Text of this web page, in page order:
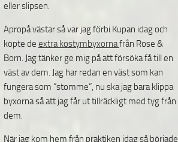
eller slipsen.
Apropå västar så var jag förbi Kupan idag och
köpte de extra kostymbyxornafrån Rose &
Born. Jag tänker ge mig på att försöka få till en
väst av dem. Jag har redan en väst som kan
fungera som ”stomme”, nu ska jag bara klippa
byxorna så att jag får ut tillräckligt med tyg från
dem.
När jag kom hem från praktiken idag så började